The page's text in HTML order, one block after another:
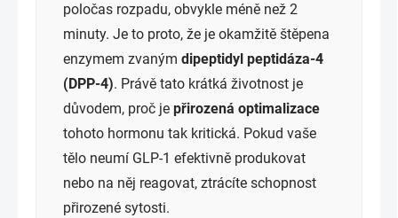
poločas rozpadu, obvykle méně než 2
minuty. Je to proto, že je okamžitě štěpena
enzymem zvaným dipeptidyl peptidáza-4
(DPP-4). Právě tato krátká životnost je
důvodem, proč je přirozená optimalizace
tohoto hormonu tak kritická. Pokud vaše
tělo neumí GLP-1 efektivně produkovat
nebo na něj reagovat, ztrácíte schopnost
přirozené sytosti.